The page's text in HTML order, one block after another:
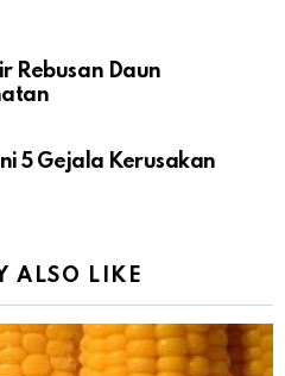
Rebusan Daun
5 Gejala Kerusakan
ALSO LIKE